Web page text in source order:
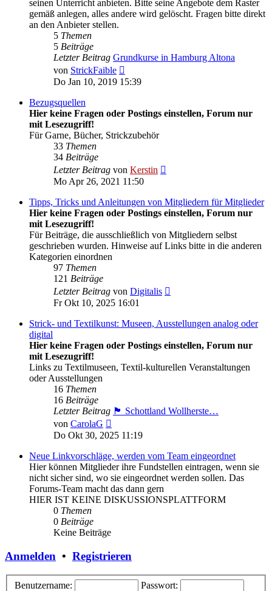
seinen Unterricht anbieten. Bitte seine Angebote dem Raster
gemäß anlegen, alles andere wird gelöscht. Fragen bitte direkt
an den Anbieter stellen.
5 Themen
5 Beiträge
Letzter Beitrag Grundkurse in Hamburg Altona
von StrickFaible
Beitrag
Do Jan 10, 2019 15:39
Bezugsquellen
Hier keine Fragen oder Postings einstellen, Forum nur
mit Lesezugriff!
Für Garne, Bücher, Strickzubehör
33 Themen
34 Beiträge
Letzter Beitrag von Kerstin
Mo Apr 26, 2021 11:50
Tipps, Tricks und Anleitungen von Mitgliedern für Mitglieder
Hier keine Fragen oder Postings einstellen, Forum nur
mit Lesezugriff!
Für Beiträge, die ausschließlich von Mitgliedern selbst
geschrieben wurden. Hinweise auf Links bitte in die anderen
Kategorien einordnen
97 Themen
121 Beiträge
Letzter Beitrag von Digitalis
Fr Okt 10, 2025 16:01
Strick- und Textilkunst: Museen, Ausstellungen analog oder
digital
Hier keine Fragen oder Postings einstellen, Forum nur
mit Lesezugriff!
Links zu Textilmuseen, Textil-kulturellen Veranstaltungen
oder Ausstellungen
16 Themen
16 Beiträge
Letzter Beitrag 🏴󠁧󠁢󠁳󠁣󠁴󠁿 Schottland Wollherste…
von CarolaG
Beitrag
Do Okt 30, 2025 11:19
Neue Linkvorschläge, werden vom Team eingeordnet
Hier können Mitglieder ihre Fundstellen eintragen, wenn sie
nicht sicher sind, wo sie eingeordnet werden sollen. Das
Forums-Team macht das dann gern
HIER IST KEINE DISKUSSIONSPLATTFORM
0 Themen
0 Beiträge
Keine Beiträge
Anmelden • Registrieren
Benutzername:
Passwort: